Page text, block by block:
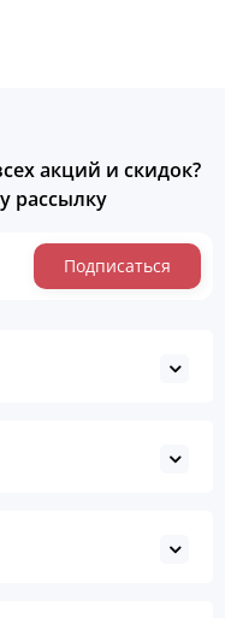
акций и скидок?
рассылку
Подписаться